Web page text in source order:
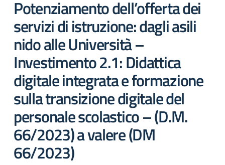
Potenziamento dell’offerta dei
servizi di istruzione: dagli asili
nido alle Università –
Investimento 2.1: Didattica
digitale integrata e formazione
sulla transizione digitale del
personale scolastico – (D.M.
66/2023) a valere (DM
66/2023)